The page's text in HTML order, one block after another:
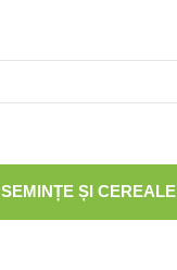
SEMINȚE ȘI CEREALE